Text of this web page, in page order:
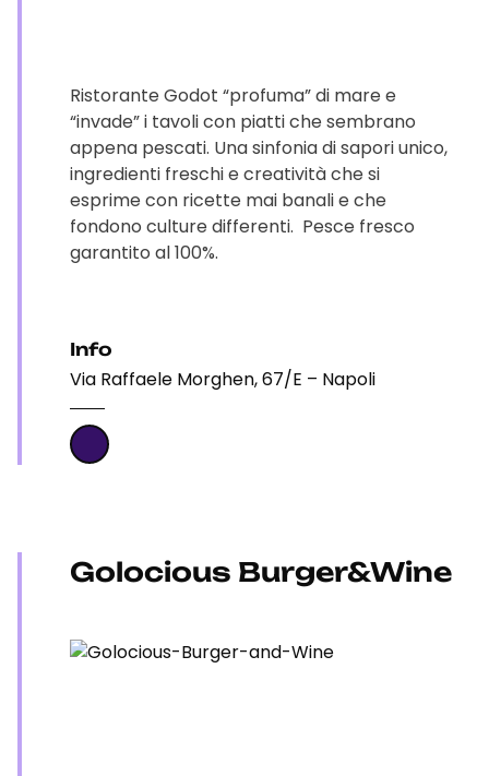
Ristorante Godot “profuma” di mare e
“invade” i tavoli con piatti che sembrano
appena pescati. Una sinfonia di sapori unico,
ingredienti freschi e creatività che si
esprime con ricette mai banali e che
fondono culture differenti. Pesce fresco
garantito al 100%.
Info
Via Raffaele Morghen, 67/E – Napoli
Golocious Burger&Wine